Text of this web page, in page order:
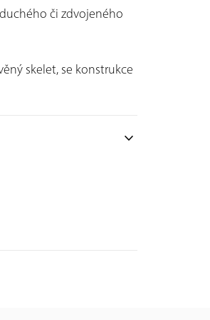
či zdvojeného
skelet, se konstrukce
expand_more